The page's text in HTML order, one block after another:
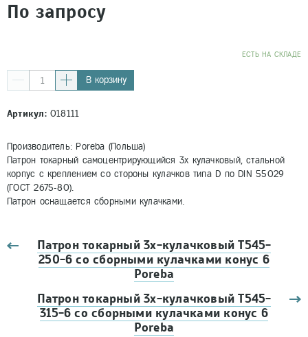
По запросу
EСТЬ НА СКЛАДЕ
В корзину
Артикул:018111
Производитель: Poreba (Польша)
Патрон токарный самоцентрирующийся 3х кулачковый, стальной
корпус с креплением со стороны кулачков типа D по DIN 55029
(ГОСТ 2675-80).
Патрон оснащается сборными кулачками.
Патрон токарный 3х-кулачковый Т545-
250-6 со сборными кулачками конус 6
Poreba
Патрон токарный 3х-кулачковый Т545-
315-6 со сборными кулачками конус 6
Poreba